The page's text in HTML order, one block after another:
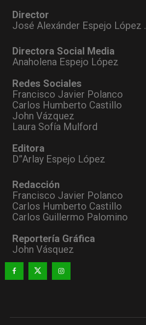
Director
José Alexánder Espejo López .
Directora Social Media
Anaholena Espejo López
Redes Sociales
Francisco Javier Polanco
Carlos Humberto Castillo
John Vázquez
Laura Sofía Mulford
Editora
D”Arlay Espejo López
Redacción
Francisco Javier Polanco
Carlos Humberto Castillo
Carlos Guillermo Palomino
Reportería Gráfica
John Vásquez